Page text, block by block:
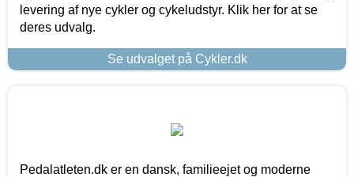
levering af nye cykler og cykeludstyr. Klik her for at se
deres udvalg.
Se udvalget på Cykler.dk
Pedalatleten.dk er en dansk, familieejet og moderne